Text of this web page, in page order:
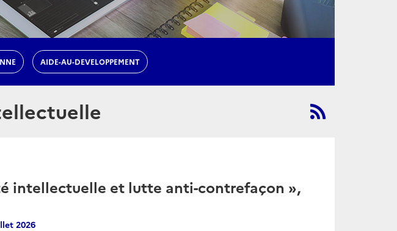
AIDE-AU-DEVELOPPEMENT
intellectuelle et lutte anti-contrefaçon »,
2026